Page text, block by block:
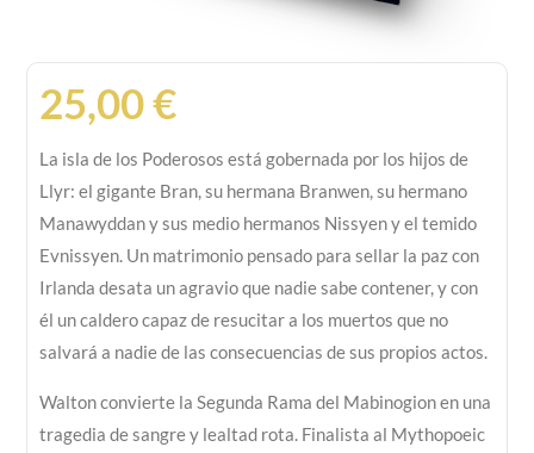
25,00€
La isla de los Poderosos está gobernada por los hijos de
Llyr: el gigante Bran, su hermana Branwen, su hermano
Manawyddan y sus medio hermanos Nissyen y el temido
Evnissyen. Un matrimonio pensado para sellar la paz con
Irlanda desata un agravio que nadie sabe contener, y con
él un caldero capaz de resucitar a los muertos que no
salvará a nadie de las consecuencias de sus propios actos.
Walton convierte la Segunda Rama del Mabinogion en una
tragedia de sangre y lealtad rota. Finalista al Mythopoeic